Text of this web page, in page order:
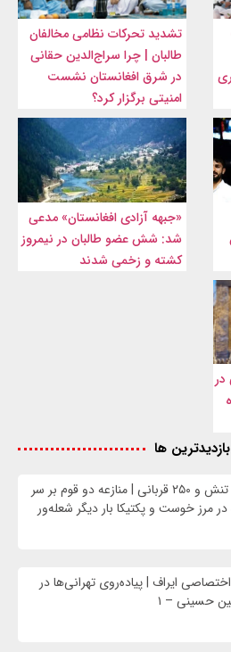
تشدید تحرکات نظامی مخالفان
طالبان | چرا سراج‌الدین حقانی
در شرق افغانستان نشست
امنیتی برگزار کرد؟
«جبهه آزادی افغانستان» مدعی
شد: شش عضو طالبان در نیمروز
کشته و زخمی شدند
در
ها
۸۰ سال تنش و ۲۵۰ قربانی | منازعه دو قوم بر سر
مرز خوست و پکتیکا بار دیگر شعله‌ور
ایراف | پیاده‌روی تهرانی‌ها در
حسینی – ۱